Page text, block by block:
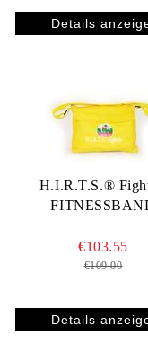
Details
H.I.R.T.S.®
€103.55
€109.00
Details